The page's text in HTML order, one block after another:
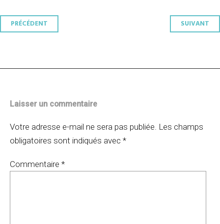
Navigation
PRÉCÉDENT SUIVANT
Laisser un commentaire
Votre adresse e-mail ne sera pas publiée. Les champs
obligatoires sont indiqués avec *
Commentaire *